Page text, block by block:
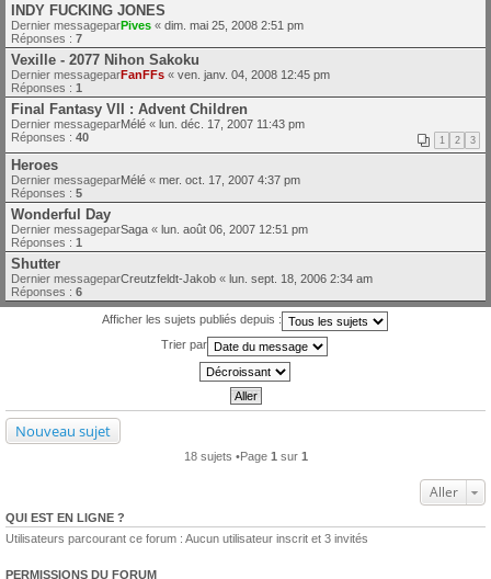
INDY FUCKING JONES
Dernier messageparPives « dim. mai 25, 2008 2:51 pm
Réponses : 7
Vexille - 2077 Nihon Sakoku
Dernier messageparFanFFs « ven. janv. 04, 2008 12:45 pm
Réponses : 1
Final Fantasy VII : Advent Children
Dernier messageparMélé « lun. déc. 17, 2007 11:43 pm
Réponses : 40 1 2 3
Heroes
Dernier messageparMélé « mer. oct. 17, 2007 4:37 pm
Réponses : 5
Wonderful Day
Dernier messageparSaga « lun. août 06, 2007 12:51 pm
Réponses : 1
Shutter
Dernier messageparCreutzfeldt-Jakob « lun. sept. 18, 2006 2:34 am
Réponses : 6
Afficher les sujets publiés depuis :
Trier par
Nouveau sujet
18 sujets •Page 1 sur 1
Aller
QUI EST EN LIGNE ?
Utilisateurs parcourant ce forum : Aucun utilisateur inscrit et 3 invités
PERMISSIONS DU FORUM